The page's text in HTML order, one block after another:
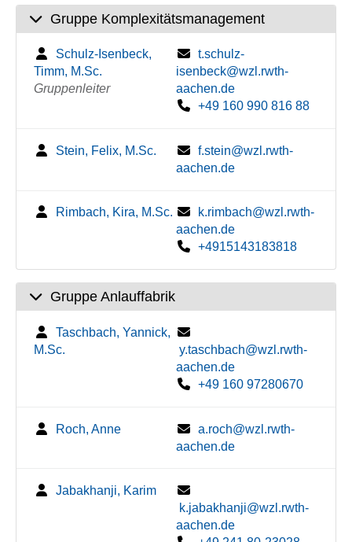
Gruppe Komplexitätsmanagement
Schulz-Isenbeck,
Timm, M.Sc.
Gruppenleiter
t.schulz-
isenbeck@wzl.rwth-
aachen.de
+49 160 990 816 88
Stein, Felix, M.Sc.
f.stein@wzl.rwth-
aachen.de
Rimbach, Kira, M.Sc.
k.rimbach@wzl.rwth-
aachen.de
+4915143183818
Gruppe Anlauffabrik
Taschbach, Yannick,
M.Sc.
y.taschbach@wzl.rwth-
aachen.de
+49 160 97280670
Roch, Anne
a.roch@wzl.rwth-
aachen.de
Jabakhanji, Karim
k.jabakhanji@wzl.rwth-
aachen.de